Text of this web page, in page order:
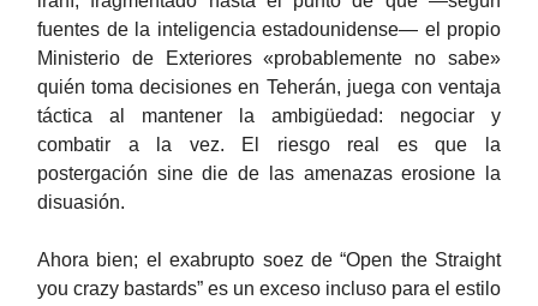
fuentes de la inteligencia estadounidense— el propio
Ministerio de Exteriores «probablemente no sabe»
quién toma decisiones en Teherán, juega con ventaja
táctica al mantener la ambigüedad: negociar y
combatir a la vez. El riesgo real es que la
postergación sine die de las amenazas erosione la
disuasión.
Ahora bien; el exabrupto soez de “Open the Straight
you crazy bastards” es un exceso incluso para el estilo